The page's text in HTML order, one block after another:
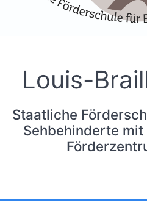
Louis-
Staatliche
Sehbehinderte